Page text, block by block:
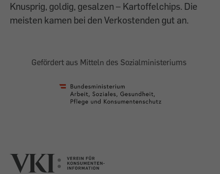
Knusprig, goldig, gesalzen – Kartoffelchips. Die
meisten kamen bei den Verkostenden gut an.
Gefördert aus Mitteln des Sozialministeriums